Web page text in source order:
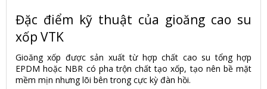
Đặc điểm kỹ thuật của gioăng cao su
xốp VTK
Gioăng xốp được sản xuất từ hợp chất cao su tổng hợp
EPDM hoặc NBR có pha trộn chất tạo xốp, tạo nên bề mặt
mềm mịn nhưng lõi bên trong cực kỳ đàn hồi.